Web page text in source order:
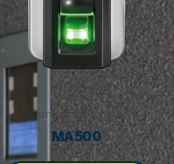
Control de Acceso
MA500